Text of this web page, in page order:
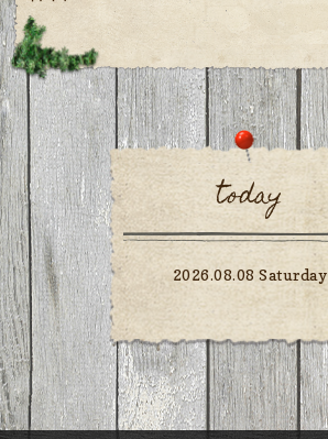
today
2026.08.08 Saturday